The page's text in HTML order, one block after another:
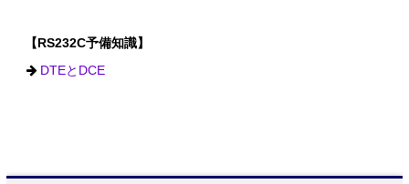
【RS232C予備知識】
DTEとDCE